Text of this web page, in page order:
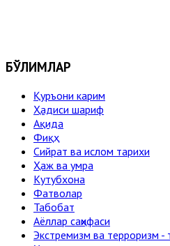
БЎЛИМЛАР
Қуръони карим
Ҳадиси шариф
Ақида
Фиқҳ
Сийрат ва ислом тарихи
Ҳаж ва умра
Кутубхона
Фатволар
Табобат
Аёллар саҳифаси
Экстремизм ва терроризм -